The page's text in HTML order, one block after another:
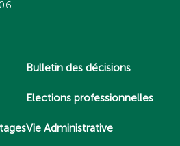
Bulletin des décisions
Elections professionnelles
Vie Administrative